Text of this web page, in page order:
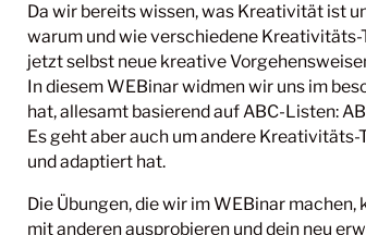
Da wir bereits wissen, was Kreativität ist
warum und wie verschiedene
jetzt selbst neue kreative
In diesem WEBinar widmen wir uns im
hat, allesamt basierend auf ABC-Listen:
Es geht aber auch um andere
und adaptiert hat.
Die Übungen, die wir im WEBinar
mit anderen ausprobieren und dein neu